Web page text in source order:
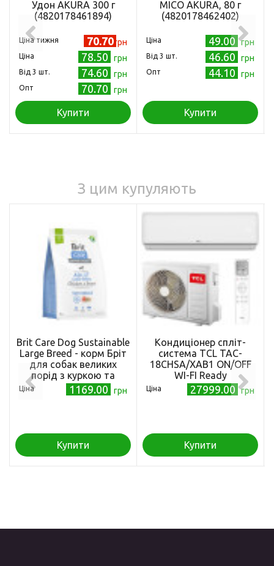
Удон AKURA 300 г
(4820178461894)
Ціна тижня 70.70 грн
Ціна 78.50 грн
Від 3 шт. 74.60 грн
Опт 70.70 грн
Купити
МІСО AKURA, 80 г
(4820178462402)
Ціна 49.00 грн
Від 3 шт. 46.60 грн
Опт 44.10 грн
Купити
З цим купуляють
Brit Care Dog Sustainable
Large Breed - корм Бріт
для собак великих
порід з куркою та
комахами 3 кг (172182)
Ціна 1169.00 грн
Купити
Кондиціонер спліт-
система TCL TAC-
18CHSA/XAB1 ON/OFF
WI-FI Ready
Ціна 27999.00 грн
Купити